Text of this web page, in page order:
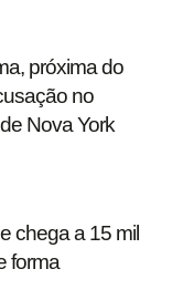
próxima do
no
Nova York
chega a 15 mil
forma